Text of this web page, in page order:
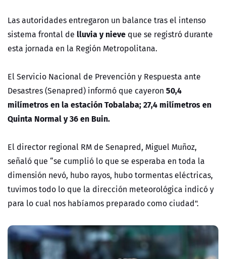
Las autoridades entregaron un balance tras el intenso
sistema frontal de lluvia y nieve que se registró durante
esta jornada en la Región Metropolitana.
El Servicio Nacional de Prevención y Respuesta ante
Desastres (Senapred) informó que cayeron 50,4
milímetros en la estación Tobalaba; 27,4 milímetros en
Quinta Normal y 36 en Buin.
El director regional RM de Senapred, Miguel Muñoz,
señaló que “se cumplió lo que se esperaba en toda la
dimensión nevó, hubo rayos, hubo tormentas eléctricas,
tuvimos todo lo que la dirección meteorológica indicó y
para lo cual nos habíamos preparado como ciudad".